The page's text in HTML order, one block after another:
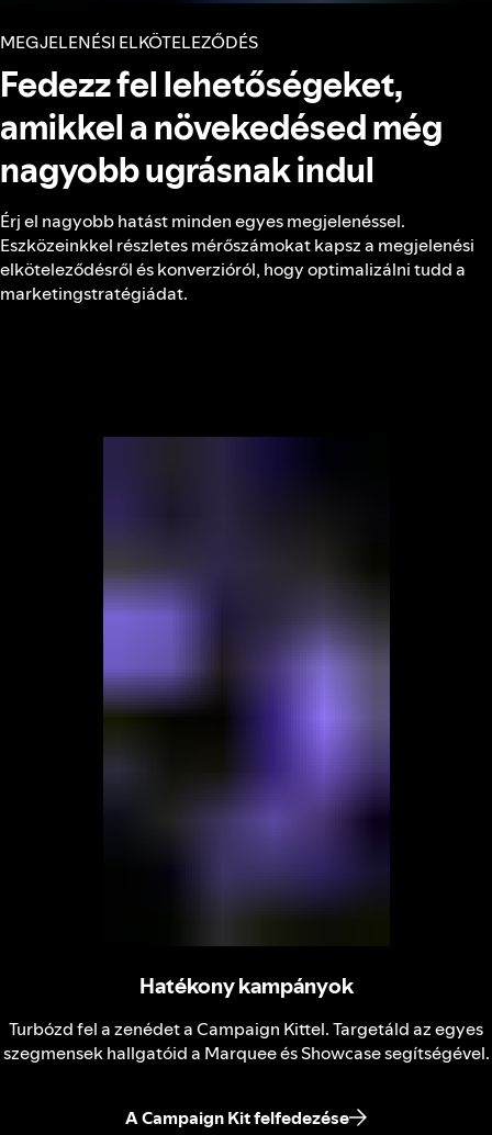
MEGJELENÉSI ELKÖTELEZŐDÉS
Fedezz fel lehetőségeket,
amikkel a növekedésed még
nagyobb ugrásnak indul
Érj el nagyobb hatást minden egyes megjelenéssel.
Eszközeinkkel részletes mérőszámokat kapsz a megjelenési
elköteleződésről és konverzióról, hogy optimalizálni tudd a
marketingstratégiádat.
Hatékony kampányok
Turbózd fel a zenédet a Campaign Kittel. Targetáld az egyes
szegmensek hallgatóid a Marquee és Showcase segítségével.
A Campaign Kit felfedezése